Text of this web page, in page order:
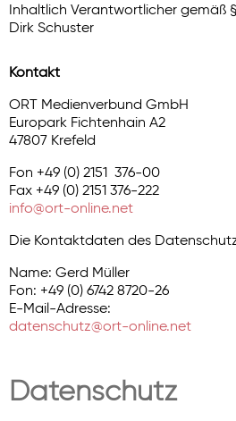
Inhaltlich Verantwortlicher gemäß
Dirk Schuster
Kontakt
ORT Medienverbund GmbH
Europark Fichtenhain A2
47807 Krefeld
Fon +49 (0) 2151 376-00
Fax +49 (0) 2151 376-222
info@ort-online.net
Die Kontaktdaten des
Name: Gerd Müller
Fon: +49 (0) 6742 8720-26
E-Mail-Adresse:
datenschutz@ort-online.net
Datenschutz